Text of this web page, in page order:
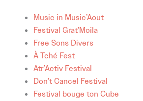
Music in Music’Aout
Festival Grat’Moila
Free Sons Divers
À Tché Fest
Atr’Activ Festival
Don’t Cancel Festival
Festival bouge ton Cube